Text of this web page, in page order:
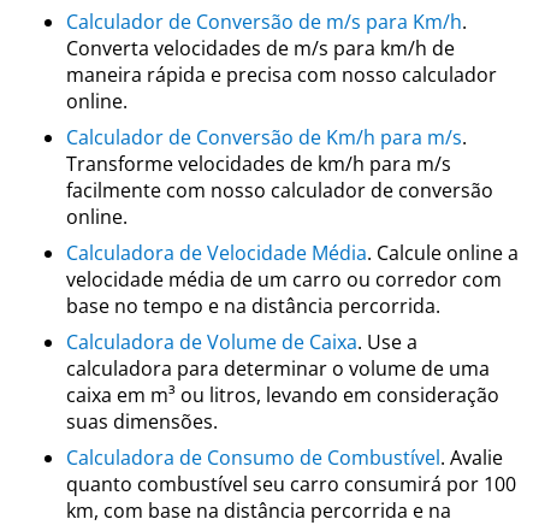
Calculador de Conversão de m/s para Km/h.
Converta velocidades de m/s para km/h de
maneira rápida e precisa com nosso calculador
online.
Calculador de Conversão de Km/h para m/s.
Transforme velocidades de km/h para m/s
facilmente com nosso calculador de conversão
online.
Calculadora de Velocidade Média. Calcule online a
velocidade média de um carro ou corredor com
base no tempo e na distância percorrida.
Calculadora de Volume de Caixa. Use a
calculadora para determinar o volume de uma
caixa em m³ ou litros, levando em consideração
suas dimensões.
Calculadora de Consumo de Combustível. Avalie
quanto combustível seu carro consumirá por 100
km, com base na distância percorrida e na